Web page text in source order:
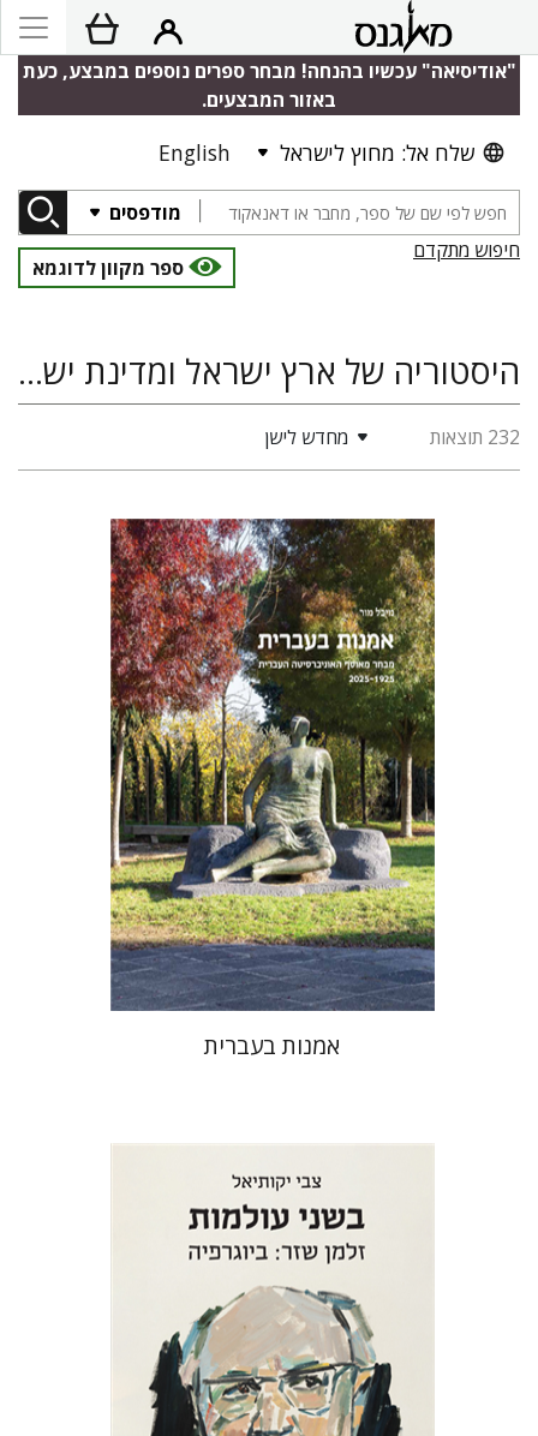
"אודיסיאה" עכשיו בהנחה! מבחר ספרים נוספים במבצע, כעת
באזור המבצעים.
שלח אל: מחוץ לישראל English
מודפסים
חיפוש מתקדם
ספר מקוון לדוגמא
היסטוריה של ארץ ישראל ומדינת ישראל, גשרים
232 תוצאות מחדש לישן
מיכל מור
אמנות בעברית
צבי יקותיאל